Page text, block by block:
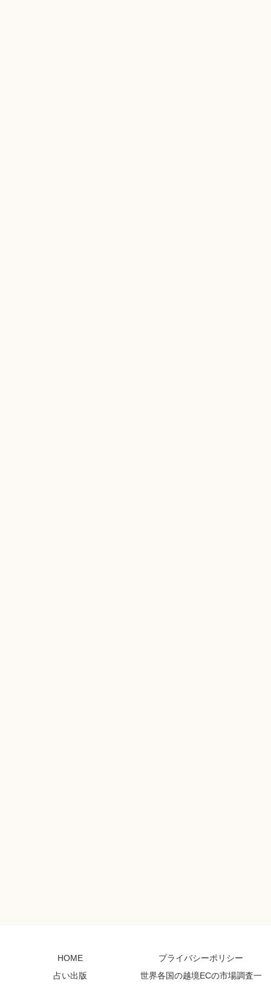
HOME
プライバシーポリシー
占い出版
世界各国の越境ECの市場調査一